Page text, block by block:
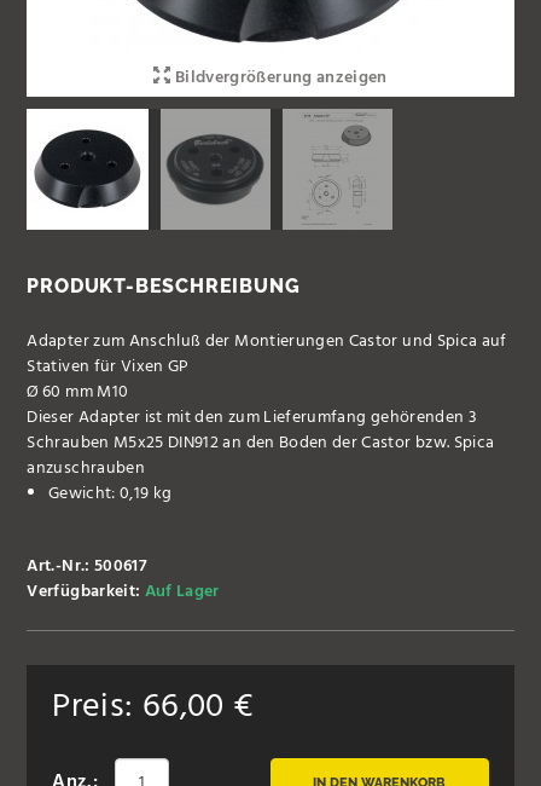
Bildvergrößerung anzeigen
PRODUKT-BESCHREIBUNG
Adapter zum Anschluß der Montierungen Castor und Spica auf
Stativen für Vixen GP
Ø 60 mm M10
Dieser Adapter ist mit den zum Lieferumfang gehörenden 3
Schrauben M5x25 DIN912 an den Boden der Castor bzw. Spica
anzuschrauben
Gewicht: 0,19 kg
Art.-Nr.: 500617
Verfügbarkeit: Auf Lager
Preis: 66,00 €
IN DEN WARENKORB